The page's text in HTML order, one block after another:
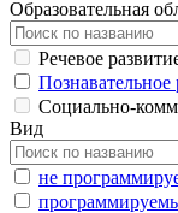
Образовательная
Речевое
Познавательное
Социально-
Вид
не